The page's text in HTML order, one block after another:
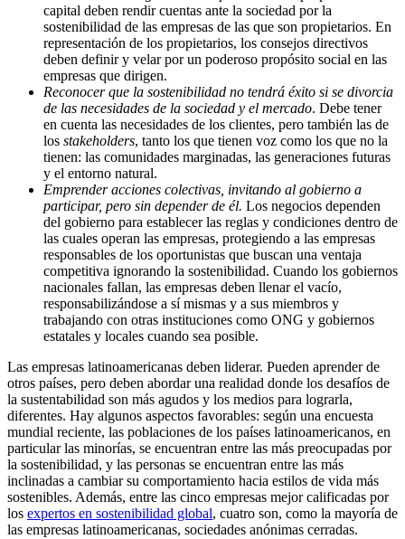
capital deben rendir cuentas ante la sociedad por la
sostenibilidad de las empresas de las que son propietarios. En
representación de los propietarios, los consejos directivos
deben definir y velar por un poderoso propósito social en las
empresas que dirigen.
Reconocer que la sostenibilidad no tendrá éxito si se divorcia
de las necesidades de la sociedad y el mercado. Debe tener
en cuenta las necesidades de los clientes, pero también las de
los stakeholders, tanto los que tienen voz como los que no la
tienen: las comunidades marginadas, las generaciones futuras
y el entorno natural.
Emprender acciones colectivas, invitando al gobierno a
participar, pero sin depender de él. Los negocios dependen
del gobierno para establecer las reglas y condiciones dentro de
las cuales operan las empresas, protegiendo a las empresas
responsables de los oportunistas que buscan una ventaja
competitiva ignorando la sostenibilidad. Cuando los gobiernos
nacionales fallan, las empresas deben llenar el vacío,
responsabilizándose a sí mismas y a sus miembros y
trabajando con otras instituciones como ONG y gobiernos
estatales y locales cuando sea posible.
Las empresas latinoamericanas deben liderar. Pueden aprender de
otros países, pero deben abordar una realidad donde los desafíos de
la sustentabilidad son más agudos y los medios para lograrla,
diferentes. Hay algunos aspectos favorables: según una encuesta
mundial reciente, las poblaciones de los países latinoamericanos, en
particular las minorías, se encuentran entre las más preocupadas por
la sostenibilidad, y las personas se encuentran entre las más
inclinadas a cambiar su comportamiento hacia estilos de vida más
sostenibles. Además, entre las cinco empresas mejor calificadas por
los expertos en sostenibilidad global, cuatro son, como la mayoría de
las empresas latinoamericanas, sociedades anónimas cerradas.